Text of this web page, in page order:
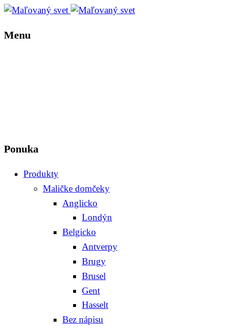
Menu
Ponuka
Produkty
Maličke domčeky
Anglicko
Londýn
Belgicko
Antverpy
Brugy
Brusel
Gent
Hasselt
Bez nápisu